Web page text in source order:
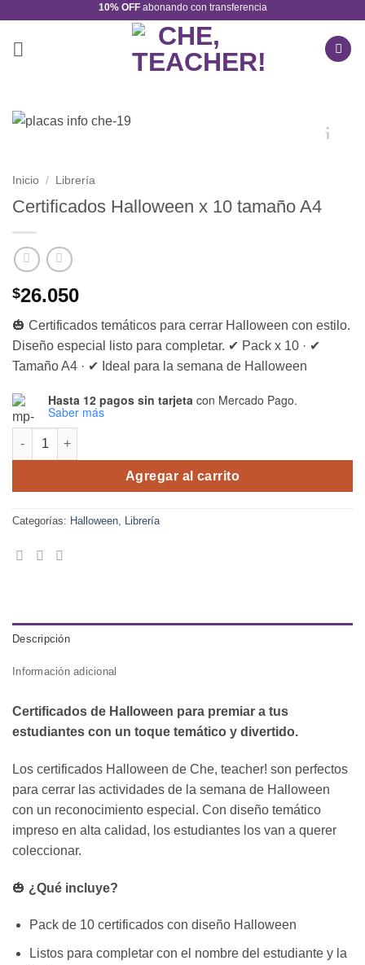
10% OFFabonando con transferencia
Inicio / Librería
Certificados Halloween x 10 tamaño A4
$26.050
🎃 Certificados temáticos para cerrar Halloween con estilo.
Diseño especial listo para completar. ✔ Pack x 10 · ✔
Tamaño A4 · ✔ Ideal para la semana de Halloween
Hasta 12 pagos sin tarjeta con Mercado Pago.
Saber más
Certificados Halloween x 10 tamaño A4 cantidad
Agregar al carrito
Categorías: Halloween, Librería
Descripción
Información adicional
Certificados de Halloween para premiar a tus
estudiantes con un toque temático y divertido.
Los certificados Halloween de Che, teacher! son perfectos
para cerrar las actividades de la semana de Halloween
con un reconocimiento especial. Con diseño temático
impreso en alta calidad, los estudiantes los van a querer
coleccionar.
🎃 ¿Qué incluye?
Pack de 10 certificados con diseño Halloween
Listos para completar con el nombre del estudiante y la